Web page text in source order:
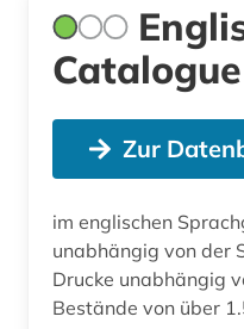
Catalogue
Zur
im englischen
unabhängig von der
Drucke unabhängig
Bestände von über